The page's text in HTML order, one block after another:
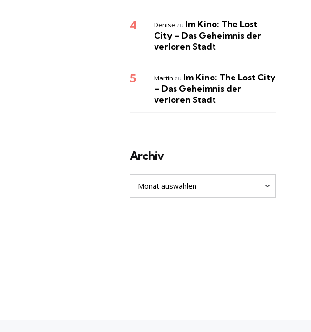
Denise zu Im Kino: The Lost
City – Das Geheimnis der
verloren Stadt
Martin zu Im Kino: The Lost City
– Das Geheimnis der
verloren Stadt
Archiv